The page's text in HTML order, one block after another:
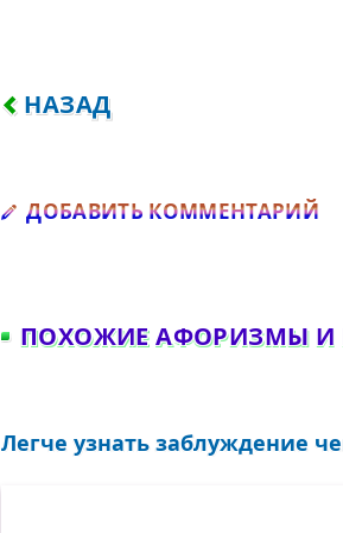
ПРЕДЫДУЩИЙ:
НАЗАД
ДОБАВИТЬ КОММЕНТАРИЙ
ПОХОЖИЕ АФОРИЗМЫ И
Легче узнать заблуждение